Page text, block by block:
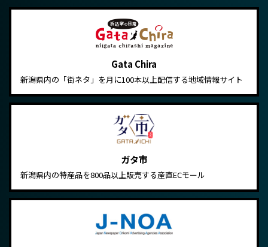
Gata Chira
新潟県内の「街ネタ」を月に100本以上配信する地域情報サイト
ガタ市
新潟県内の特産品を800品以上販売する産直ECモール